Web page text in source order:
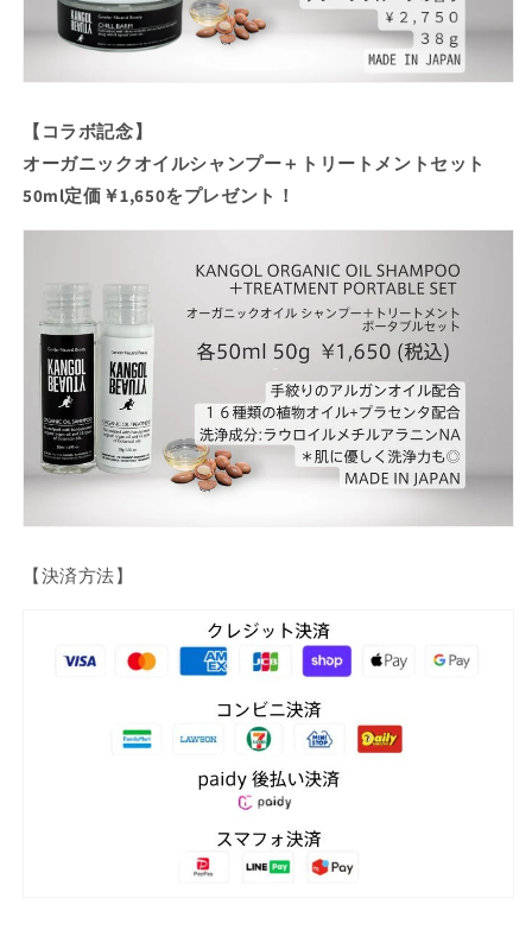
【コラボ記念】
オーガニックオイルシャンプー＋トリートメントセット
50ml定価￥1,650をプレゼント！
【決済方法】